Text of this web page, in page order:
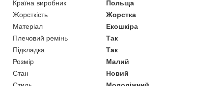
Країна виробник
Польща
Жорсткість
Жорстка
Матеріал
Екошкіра
Плечовий ремінь
Так
Підкладка
Так
Розмір
Малий
Стан
Новий